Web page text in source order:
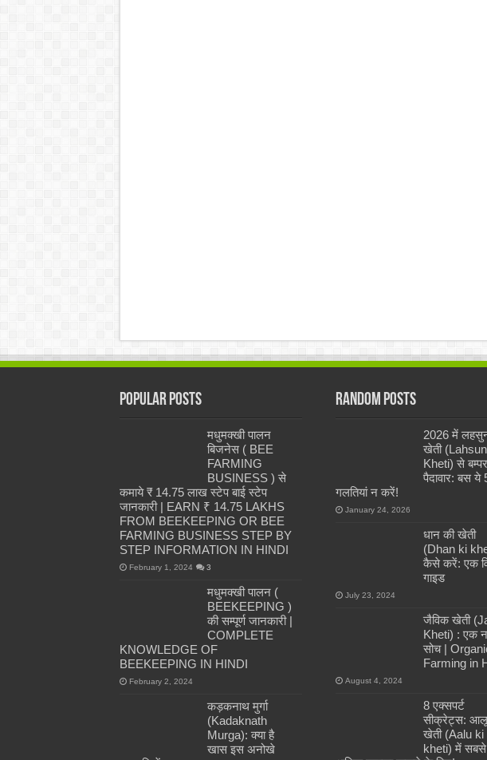
Popular Posts
मधुमक्खी पालन
बिजनेस ( BEE
FARMING
BUSINESS ) से
कमाये ₹ 14.75 लाख स्टेप बाई स्टेप
जानकारी | EARN ₹ 14.75 LAKHS
FROM BEEKEEPING OR BEE
FARMING BUSINESS STEP BY
STEP INFORMATION IN HINDI
February 1, 2024 3
मधुमक्खी पालन (
BEEKEEPING )
की सम्पूर्ण जानकारी |
COMPLETE
KNOWLEDGE OF
BEEKEEPING IN HINDI
February 2, 2024
कड़कनाथ मुर्गा
(Kadaknath
Murga): क्या है
खास इस अनोखे
Random Posts
2026 में
खेती
Kheti) से बम्पर
पैदावार: बस ये
गलतियां न करें!
January 24, 2026
धान की खेती
(Dhan ki
कैसे करें: एक
गाइड
July 23, 2024
जैविक खेती
Kheti) : एक
सोच |
Farming in
August 4, 2024
8 एक्सपर्ट
सीक्रेट्स:
खेती (Aalu ki
kheti) में सबसे